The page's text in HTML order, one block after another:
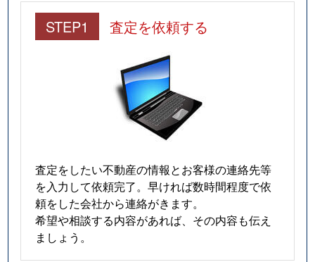
STEP1 査定を依頼する
査定をしたい不動産の情報とお客様の連絡先等
を入力して依頼完了。早ければ数時間程度で依
頼をした会社から連絡がきます。
希望や相談する内容があれば、その内容も伝え
ましょう。